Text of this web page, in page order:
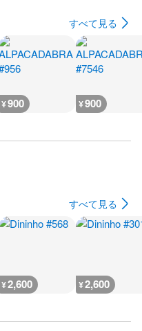
すべて見る
¥900 ¥900
すべて見る
¥2,600 ¥2,600